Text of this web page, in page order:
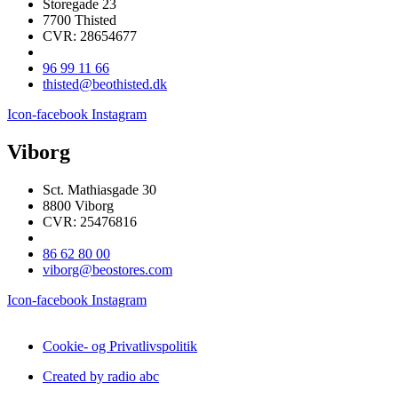
Storegade 23
7700 Thisted
CVR: 28654677
96 99 11 66
thisted@beothisted.dk
Icon-facebook Instagram
Viborg
Sct. Mathiasgade 30
8800 Viborg
CVR: 25476816
86 62 80 00
viborg@beostores.com
Icon-facebook Instagram
Cookie- og Privatlivspolitik
Created by radio abc